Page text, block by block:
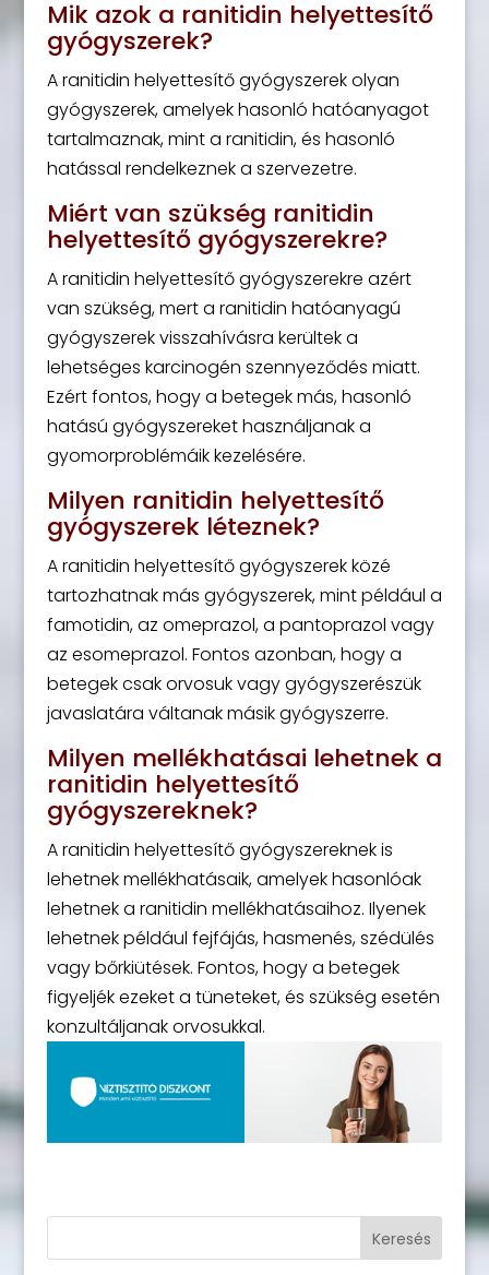
Mik azok a ranitidin helyettesítő
gyógyszerek?
A ranitidin helyettesítő gyógyszerek olyan
gyógyszerek, amelyek hasonló hatóanyagot
tartalmaznak, mint a ranitidin, és hasonló
hatással rendelkeznek a szervezetre.
Miért van szükség ranitidin
helyettesítő gyógyszerekre?
A ranitidin helyettesítő gyógyszerekre azért
van szükség, mert a ranitidin hatóanyagú
gyógyszerek visszahívásra kerültek a
lehetséges karcinogén szennyeződés miatt.
Ezért fontos, hogy a betegek más, hasonló
hatású gyógyszereket használjanak a
gyomorproblémáik kezelésére.
Milyen ranitidin helyettesítő
gyógyszerek léteznek?
A ranitidin helyettesítő gyógyszerek közé
tartozhatnak más gyógyszerek, mint például a
famotidin, az omeprazol, a pantoprazol vagy
az esomeprazol. Fontos azonban, hogy a
betegek csak orvosuk vagy gyógyszerészük
javaslatára váltanak másik gyógyszerre.
Milyen mellékhatásai lehetnek a
ranitidin helyettesítő
gyógyszereknek?
A ranitidin helyettesítő gyógyszereknek is
lehetnek mellékhatásaik, amelyek hasonlóak
lehetnek a ranitidin mellékhatásaihoz. Ilyenek
lehetnek például fejfájás, hasmenés, szédülés
vagy bőrkiütések. Fontos, hogy a betegek
figyeljék ezeket a tüneteket, és szükség esetén
konzultáljanak orvosukkal.
Keresés